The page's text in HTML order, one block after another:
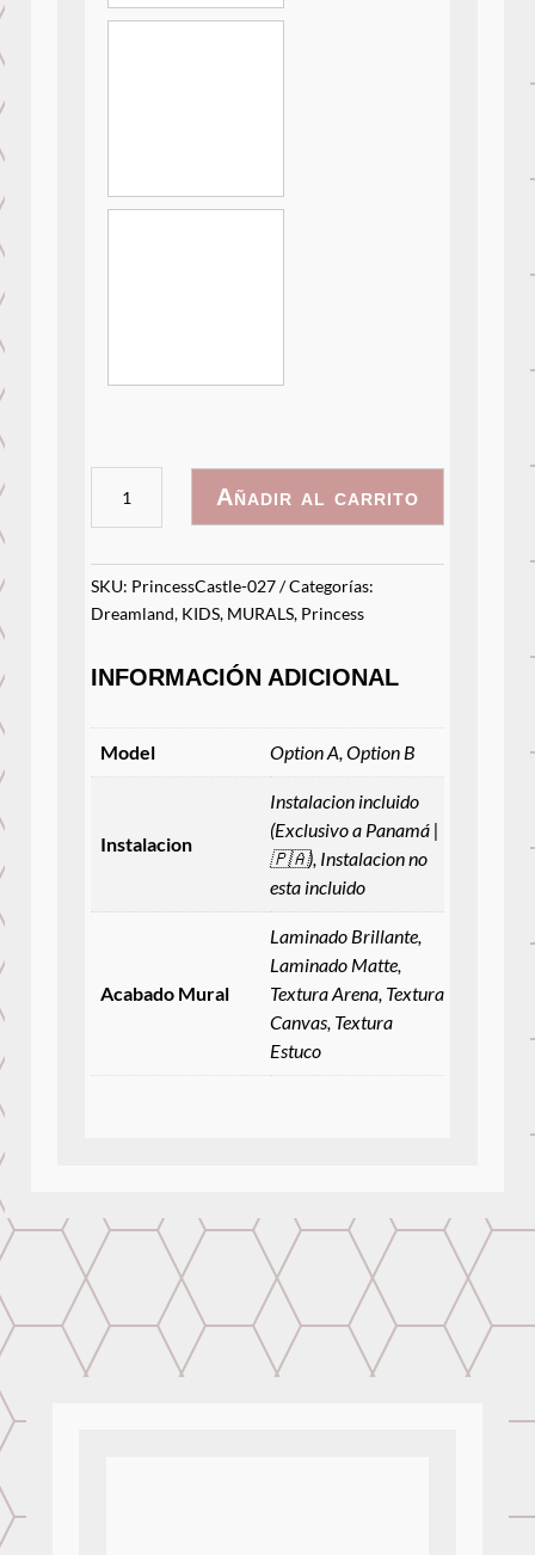
cantidad
Añadir al carrito
SKU: PrincessCastle-027
Categorías:
Dreamland, KIDS, MURALS, Princess
INFORMACIÓN ADICIONAL
Model Option A, Option B
Instalacion
Instalacion incluido
(Exclusivo a Panamá |
🇵🇦), Instalacion no
esta incluido
Acabado Mural
Laminado Brillante,
Laminado Matte,
Textura Arena, Textura
Canvas, Textura
Estuco